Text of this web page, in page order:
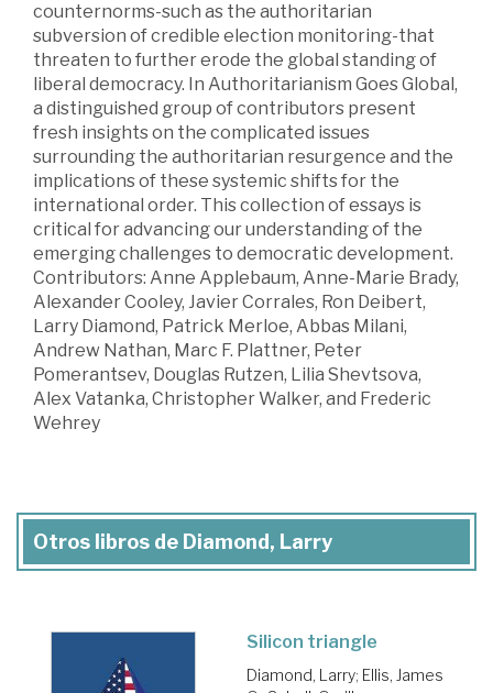
counternorms-such as the authoritarian
subversion of credible election monitoring-that
threaten to further erode the global standing of
liberal democracy. In Authoritarianism Goes Global,
a distinguished group of contributors present
fresh insights on the complicated issues
surrounding the authoritarian resurgence and the
implications of these systemic shifts for the
international order. This collection of essays is
critical for advancing our understanding of the
emerging challenges to democratic development.
Contributors: Anne Applebaum, Anne-Marie Brady,
Alexander Cooley, Javier Corrales, Ron Deibert,
Larry Diamond, Patrick Merloe, Abbas Milani,
Andrew Nathan, Marc F. Plattner, Peter
Pomerantsev, Douglas Rutzen, Lilia Shevtsova,
Alex Vatanka, Christopher Walker, and Frederic
Wehrey
Otros libros de Diamond, Larry
Silicon triangle
Diamond, Larry; Ellis, James